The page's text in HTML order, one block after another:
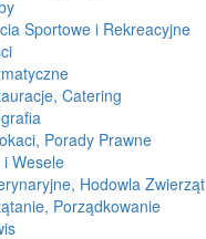
Sportowe i Rekreacyjne
Catering
Porady Prawne
i Wesele
Hodowla Zwierząt
Porządkowanie